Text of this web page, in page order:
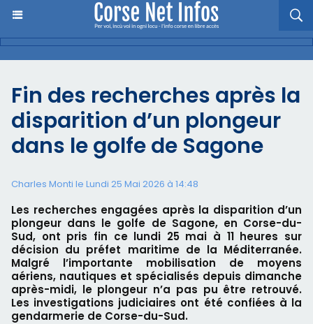
Fin des recherches après la
disparition d’un plongeur
dans le golfe de Sagone
Charles Monti le Lundi 25 Mai 2026 à 14:48
Les recherches engagées après la disparition d’un
plongeur dans le golfe de Sagone, en Corse-du-
Sud, ont pris fin ce lundi 25 mai à 11 heures sur
décision du préfet maritime de la Méditerranée.
Malgré l’importante mobilisation de moyens
aériens, nautiques et spécialisés depuis dimanche
après-midi, le plongeur n’a pas pu être retrouvé.
Les investigations judiciaires ont été confiées à la
gendarmerie de Corse-du-Sud.